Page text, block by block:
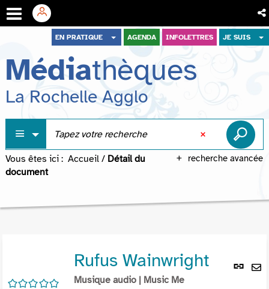
menu
contenu
recherche
EN PRATIQUE AGENDA INFOLETTRES JE SUIS
Médiathèques
La Rochelle Agglo
recherche avancée
Vous êtes ici : Accueil / Détail du
document
Lien
/5
Rufus Wainwright
Musique audio | Music Me